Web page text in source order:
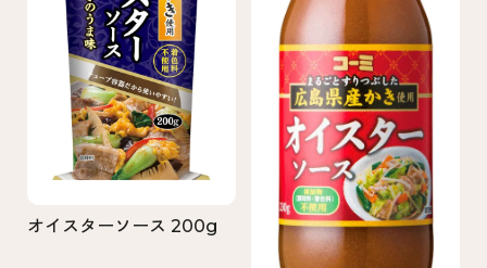
オイスターソース 200g